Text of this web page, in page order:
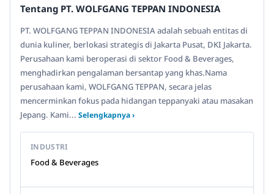
Tentang PT. WOLFGANG TEPPAN INDONESIA
PT. WOLFGANG TEPPAN INDONESIA adalah sebuah entitas di
dunia kuliner, berlokasi strategis di Jakarta Pusat, DKI Jakarta.
Perusahaan kami beroperasi di sektor Food & Beverages,
menghadirkan pengalaman bersantap yang khas.Nama
perusahaan kami, WOLFGANG TEPPAN, secara jelas
mencerminkan fokus pada hidangan teppanyaki atau masakan
Jepang. Kami... Selengkapnya ›
INDUSTRI
Food & Beverages